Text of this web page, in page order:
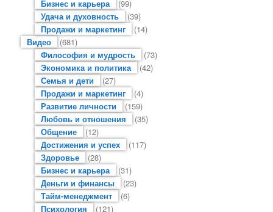
Бизнес и карьера
(99)
Удача и духовность
(39)
Продажи и маркетинг
(14)
Видео
(681)
Философия и мудрость
(73)
Экономика и политика
(42)
Семья и дети
(27)
Продажи и маркетинг
(4)
Развитие личности
(159)
Любовь и отношения
(35)
Общение
(12)
Достижения и успех
(117)
Здоровье
(28)
Бизнес и карьера
(31)
Деньги и финансы
(23)
Тайм-менеджмент
(6)
Психология
(121)